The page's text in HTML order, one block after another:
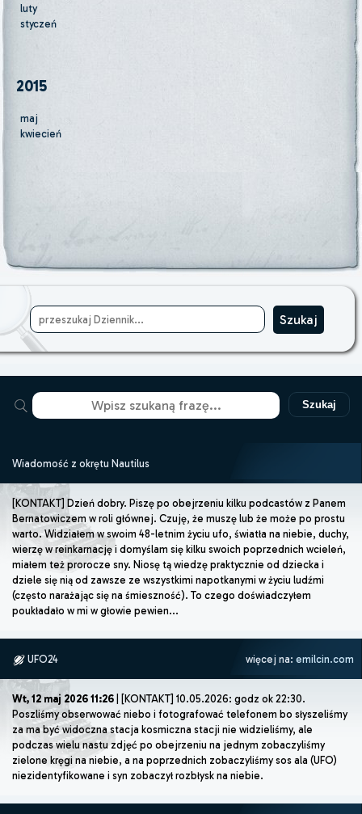
luty
styczeń
2015
maj
kwiecień
Szukaj
Wiadomość z okrętu Nautilus
[KONTAKT] Dzień dobry. Piszę po obejrzeniu kilku podcastów z Panem
Bernatowiczem w roli głównej. Czuję, że muszę lub że może po prostu
warto. Widziałem w swoim 48-letnim życiu ufo, światła na niebie, duchy,
wierzę w reinkarnację i domyślam się kilku swoich poprzednich wcieleń,
miałem też prorocze sny. Niosę tą wiedzę praktycznie od dziecka i
dziele się nią od zawsze ze wszystkimi napotkanymi w życiu ludźmi
(często narażając się na śmieszność). To czego doświadczyłem
poukładało w mi w głowie pewien...
UFO24 więcej na: emilcin.com
Wt, 12 maj 2026 11:26 | [KONTAKT] 10.05.2026: godz ok 22:30.
Poszliśmy obserwować niebo i fotografować telefonem bo słyszeliśmy
za ma być widoczna stacja kosmiczna stacji nie widzieliśmy, ale
podczas wielu nastu zdjęć po obejrzeniu na jednym zobaczyliśmy
zielone kręgi na niebie, a na poprzednich zobaczyliśmy sos ala (UFO)
niezidentyfikowane i syn zobaczył rozbłysk na niebie.